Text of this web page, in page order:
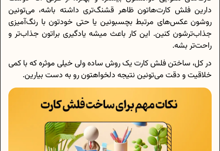
دارین فلش کارت‌هاتون ظاهر قشنگ‌تری داشته باشه، می‌تونین
روشون عکس‌های مرتبط بچسبونین یا حتی خودتون با رنگ‌آمیزی
جذاب‌ترشون کنین. این کار باعث میشه یادگیری براتون جذاب‌تر و
راحت‌تر بشه.
در کل، ساختن فلش کارت یک روش ساده ولی خیلی موثره که با کمی
خلاقیت و دقت می‌تونین نتیجه دلخواهتون رو به دست بیارین.